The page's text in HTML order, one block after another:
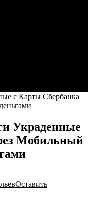
Украденные
Мобильный
Оставить